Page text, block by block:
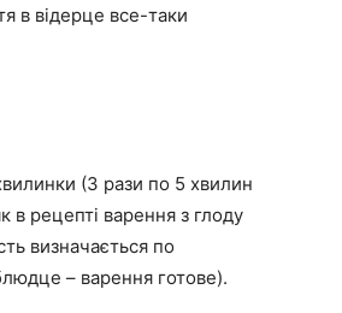
в відерце все-таки
(3 рази по 5 хвилин
рецепті варення з глоду
визначається по
– варення готове).